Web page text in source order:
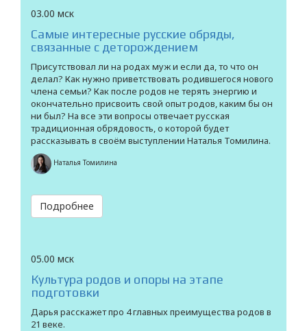
03.00 мск
Самые интересные русские обряды,
связанные с деторождением
Присутствовал ли на родах муж и если да, то что он
делал? Как нужно приветствовать родившегося нового
члена семьи? Как после родов не терять энергию и
окончательно присвоить свой опыт родов, каким бы он
ни был? На все эти вопросы отвечает русская
традиционная обрядовость, о которой будет
рассказывать в своём выступлении Наталья Томилина.
Наталья Томилина
Подробнее
05.00 мск
Культура родов и опоры на этапе
подготовки
Дарья расскажет про 4 главных преимущества родов в
21 веке.